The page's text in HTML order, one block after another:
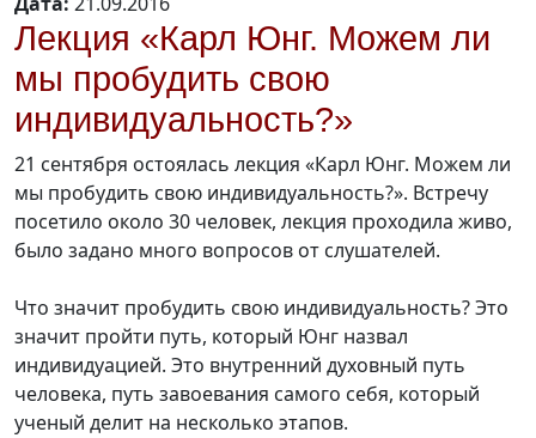
Лекция «Карл Юнг. Можем ли
мы пробудить свою
индивидуальность?»
21 сентября остоялась лекция «Карл Юнг. Можем ли
мы пробудить свою индивидуальность?». Встречу
посетило около 30 человек, лекция проходила живо,
было задано много вопросов от слушателей.
Что значит пробудить свою индивидуальность? Это
значит пройти путь, который Юнг назвал
индивидуацией. Это внутренний духовный путь
человека, путь завоевания самого себя, который
ученый делит на несколько этапов.